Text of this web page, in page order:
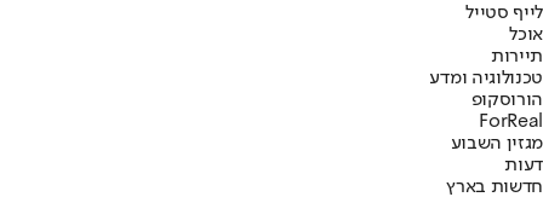
לייף סטייל
אוכל
תיירות
טכנולוגיה ומדע
הורוסקופ
ForReal
מגזין השבוע
דעות
חדשות בארץ